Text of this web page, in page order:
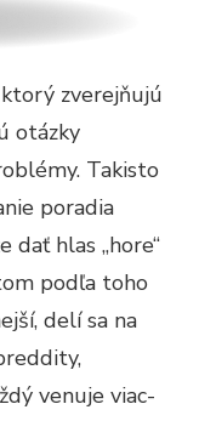
zverejňujú
otázky
Takisto
poradia
dať hlas „hore“
podľa toho
delí sa na
venuje viac-